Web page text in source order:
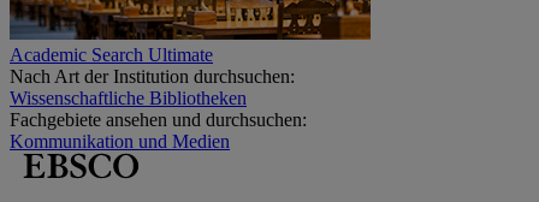
Academic Search Ultimate
Nach Art der Institution durchsuchen:
Wissenschaftliche Bibliotheken
Fachgebiete ansehen und durchsuchen:
Kommunikation und Medien